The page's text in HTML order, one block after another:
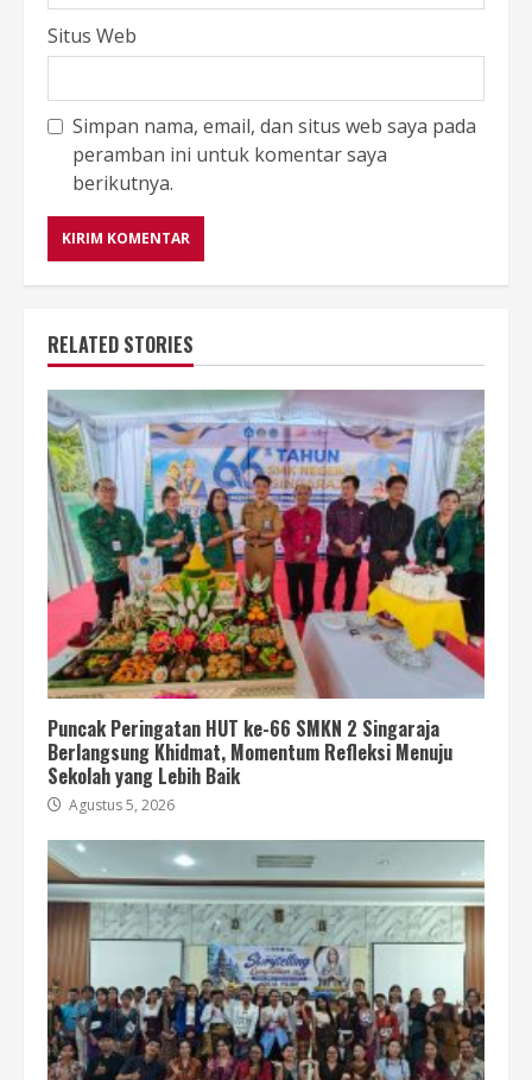
Situs Web
Simpan nama, email, dan situs web saya pada
peramban ini untuk komentar saya
berikutnya.
RELATED STORIES
Puncak Peringatan HUT ke-66 SMKN 2 Singaraja
Berlangsung Khidmat, Momentum Refleksi Menuju
Sekolah yang Lebih Baik
Agustus 5, 2026